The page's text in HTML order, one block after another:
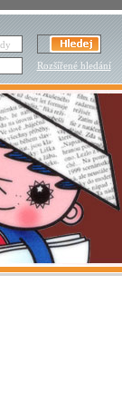
Rozšířené hledání